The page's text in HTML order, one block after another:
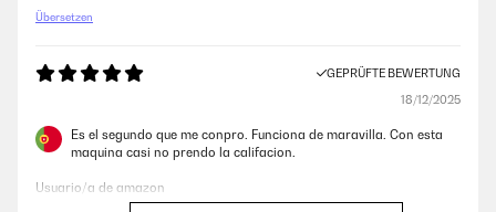
verbraucht hat. Dank des großen Wassertanks muss man sich keine
Sorgen machen, dass er oft geleert werden muss. Er reicht für etwa
Ja, und es ist auch sehr schön, dass es auch einen Luftfilter für Staub,
Bakterien und so weiter gibt. Alles in allem bin ich sehr zufrieden mit
der Funktionsweise dieses Luftentfeuchters. Außerdem ist er stilvoll im
ihm schlafen.
Übersetzen
GEPRÜFTE BEWERTUNG
18/12/2025
Es el segundo que me conpro. Funciona de maravilla. Con esta
maquina casi no prendo la califacion.
Usuario/a de amazon